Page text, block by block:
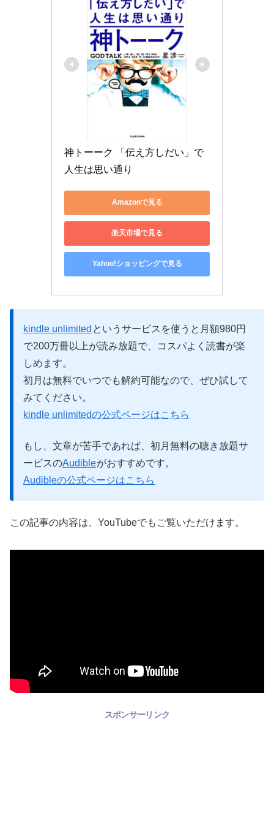
神トーーク 「伝え方しだい」で
人生は思い通り
Amazonで見る
楽天市場で見る
Yahoo!ショッピングで見る
kindle unlimited というサービスを使うと月額980円
で200万冊以上が読み放題で、コスパよく読書が楽
しめます。
初月は無料でいつでも解約可能なので、ぜひ試して
みてください。
kindle unlimitedの公式ページはこちら
もし、文章が苦手であれば、初月無料の聴き放題サ
ービスのAudibleがおすすめです。
Audibleの公式ページはこちら
この記事の内容は、YouTubeでもご覧いただけます。
スポンサーリンク